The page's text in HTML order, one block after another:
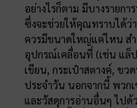
อย่างไรก็ตาม มีบางรายก
ซึ่งจะช่วยให้คุณทราบได้ว่
ควรมีขนาดใหญ่แค่ไหน ส
อุปกรณ์เคลื่อนที่ (เช่น แล็
เขียน, กระเป๋าสตางค์, ขว
ประจำวัน นอกจากนี้ พวกเ
และวัสดุการอ่านอื่นๆ ไปด้